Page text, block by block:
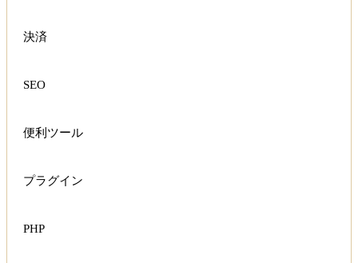
決済
SEO
便利ツール
プラグイン
PHP